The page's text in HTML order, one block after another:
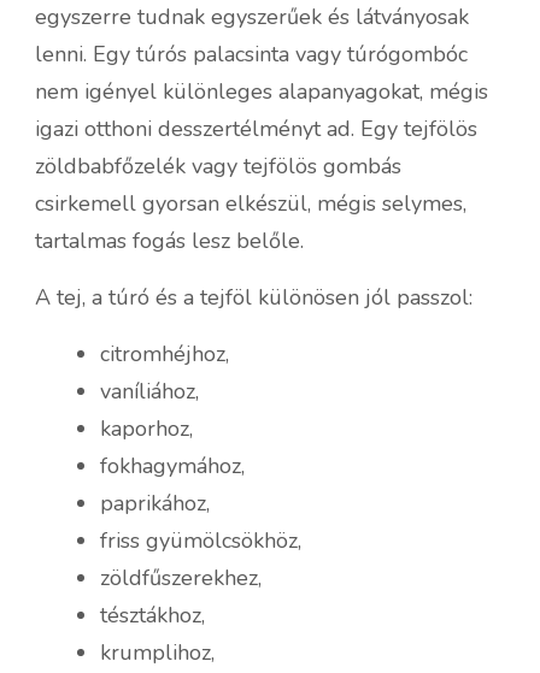
egyszerre tudnak egyszerűek és látványosak
lenni. Egy túrós palacsinta vagy túrógombóc
nem igényel különleges alapanyagokat, mégis
igazi otthoni desszertélményt ad. Egy tejfölös
zöldbabfőzelék vagy tejfölös gombás
csirkemell gyorsan elkészül, mégis selymes,
tartalmas fogás lesz belőle.
A tej, a túró és a tejföl különösen jól passzol:
citromhéjhoz,
vaníliához,
kaporhoz,
fokhagymához,
paprikához,
friss gyümölcsökhöz,
zöldfűszerekhez,
tésztákhoz,
krumplihoz,